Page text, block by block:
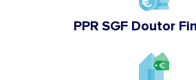
PPR SGF Doutor